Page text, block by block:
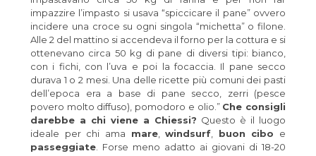
impazzire l’impasto si usava “spiccicare il pane” ovvero
incidere una croce su ogni singola “michetta” o filone.
Alle 2 del mattino si accendeva il forno per la cottura e si
ottenevano circa 50 kg di pane di diversi tipi: bianco,
con i fichi, con l’uva e poi la focaccia. Il pane secco
durava 1 o 2 mesi. Una delle ricette più comuni dei pasti
dell’epoca era a base di pane secco, zerri (pesce
povero molto diffuso), pomodoro e olio.” Che consigli
darebbe a chi viene a Chiessi? Questo è il luogo
ideale per chi ama mare,windsurf buon cibo e
passeggiate . Forse meno adatto ai giovani di 18-20